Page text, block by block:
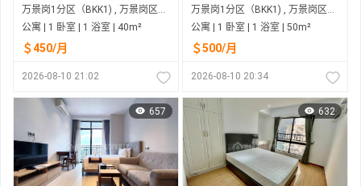
万景岗1分区（BKK1) , 万景岗区（BKK) , 金边市
公寓 | 1 卧室 | 1 浴室 | 40m²
＄450/月
2026-08-10 21:02
万景岗1分区（BKK1) , 万景岗区（BKK) , 金边市
公寓 | 1 卧室 | 1 浴室 | 50m²
＄500/月
2026-08-10 20:34
657 632